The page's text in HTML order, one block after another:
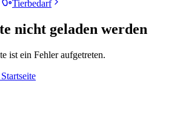
Tierbedarf
nicht geladen werden
ist ein Fehler aufgetreten.